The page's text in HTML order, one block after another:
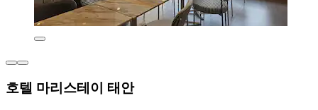
호텔 마리스테이 태안